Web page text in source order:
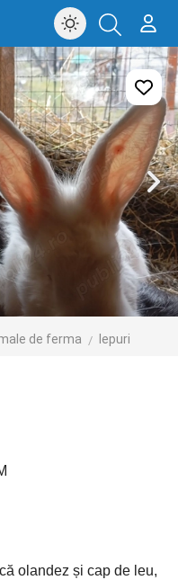
de ferma Iepuri
olandez și cap de leu,